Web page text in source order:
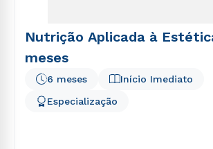
Nutrição Aplicada à
meses
Início Imediato
6 meses
Especialização